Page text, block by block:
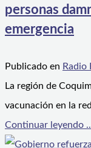
personas
emergencia
Publicado en Radio
La región de
vacunación en la
Continuar leyendo